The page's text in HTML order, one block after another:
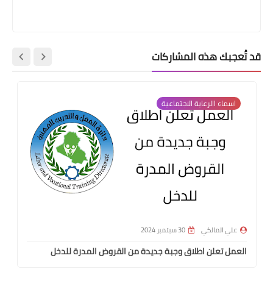
قد تُعجبك هذه المشاركات
اسماء االرعاية الاجتماعية
علي المالكي 30 سبتمبر 2024
العمل تعلن اطلاق وجبة جديدة من القروض المدرة للدخل